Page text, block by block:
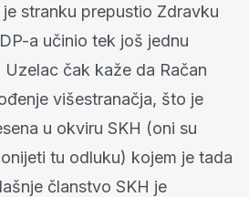
stranku prepustio Zdravku
a učinio tek još jednu
čak kaže da Račan
višestranačja, što je
u okviru SKH (oni su
tu odluku) kojem je tada
članstvo SKH je